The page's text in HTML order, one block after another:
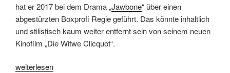
hat er 2017 bei dem Drama „Jawbone“ über einen
abgestürzten Boxprofi Regie geführt. Das könnte inhaltlich
und stilistisch kaum weiter entfernt sein von seinem neuen
Kinofilm „Die Witwe Clicquot“.
„„Die
weiterlesen